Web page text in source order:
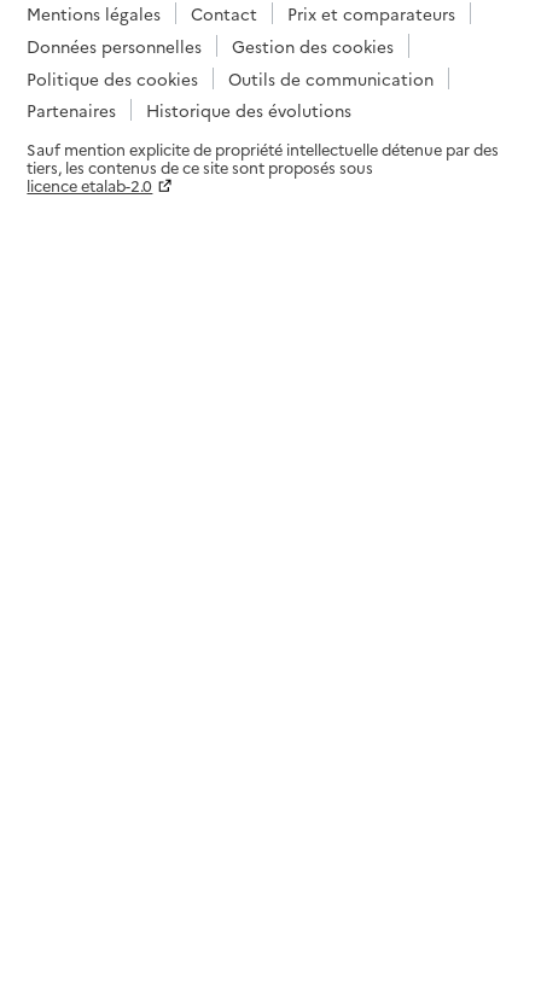
Mentions légales
Contact
Prix et comparateurs
Données personnelles
Gestion des cookies
Politique des cookies
Outils de communication
Partenaires
Historique des évolutions
Sauf mention explicite de propriété intellectuelle détenue par des
tiers, les contenus de ce site sont proposés sous
licence etalab-2.0